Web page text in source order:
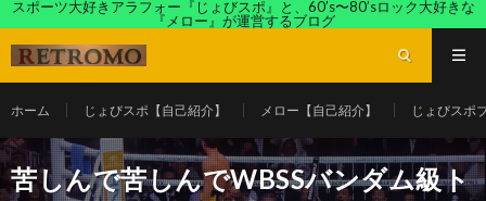
スポーツ大好きアラフォー『じょびスポ』と、60’s〜80’sロック大好きな
『メロー』が運営するブログ
ホーム じょびスポ【自己紹介】 メロー【自己紹介】 じょびスポ
苦しんで苦しんでWBSSバンダム級ト